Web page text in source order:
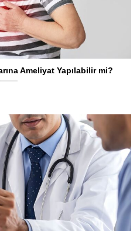
Ameliyat Yapılabilir mi?